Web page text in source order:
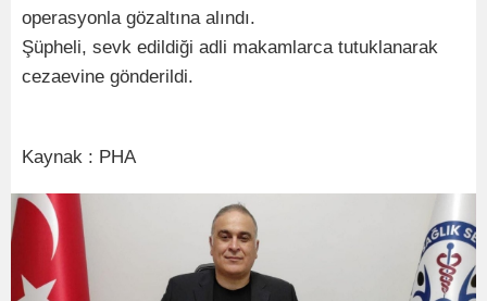
operasyonla gözaltına alındı.
Şüpheli, sevk edildiği adli makamlarca tutuklanarak
cezaevine gönderildi.
Kaynak : PHA